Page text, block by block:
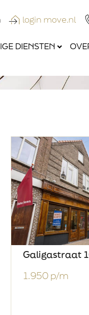
DIENSTEN
login move.nl
Galigastraat
1.950 p/m